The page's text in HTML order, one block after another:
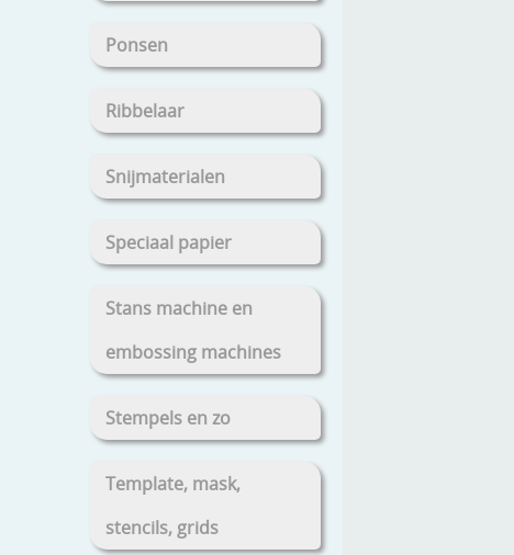
Ponsen
Ribbelaar
Snijmaterialen
Speciaal papier
Stans machine en
embossing machines
Stempels en zo
Template, mask,
stencils, grids